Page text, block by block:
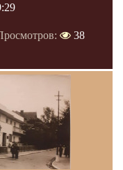
38